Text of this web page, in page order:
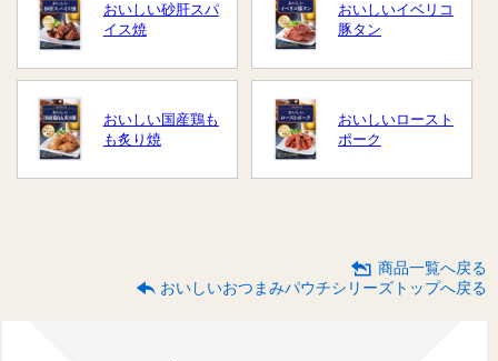
おいしい砂肝スパ
イス焼
おいしいイベリコ
豚タン
おいしい国産鶏も
も炙り焼
おいしいロースト
ポーク
商品一覧へ戻る
おいしいおつまみパウチシリーズトップへ戻る